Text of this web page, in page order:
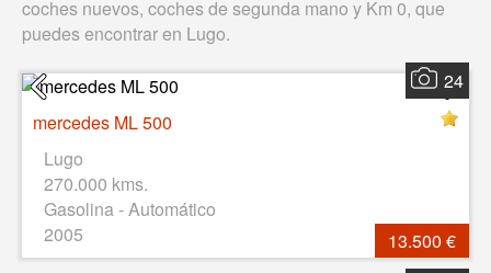
coches nuevos, coches de segunda mano y Km 0, que
puedes encontrar en Lugo.
24
mercedes ML 500
Lugo
270.000 kms.
Gasolina - Automático
2005
13.500 €